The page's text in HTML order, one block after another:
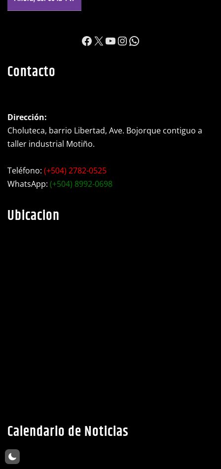
https://
X YouTube
Instagram
WhatsApp
Contacto
Dirección:
Choluteca, barrio Libertad, Ave. Bojorque contiguo a
taller industrial Motiño.
Teléfono: (+504) 2782-0525
WhatsApp: (+504) 8992-0698
Ubicacion
Calendario de Noticias